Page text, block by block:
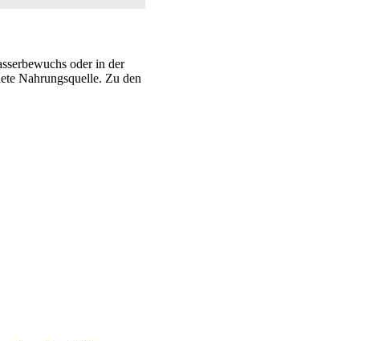
oder in der
Nahrungsquelle. Zu den